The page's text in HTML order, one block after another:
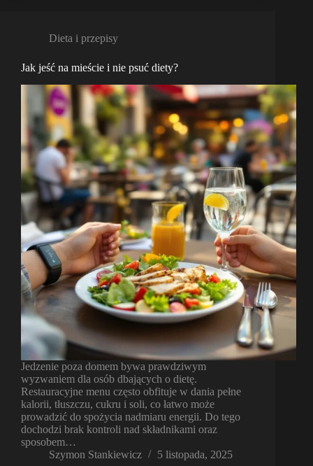
Dieta i przepisy
Jak jeść na mieście i nie psuć diety?
Jedzenie poza domem bywa prawdziwym
wyzwaniem dla osób dbających o dietę.
Restauracyjne menu często obfituje w dania pełne
kalorii, tłuszczu, cukru i soli, co łatwo może
prowadzić do spożycia nadmiaru energii. Do tego
dochodzi brak kontroli nad składnikami oraz
sposobem…
Szymon Stankiewicz
5 listopada, 2025